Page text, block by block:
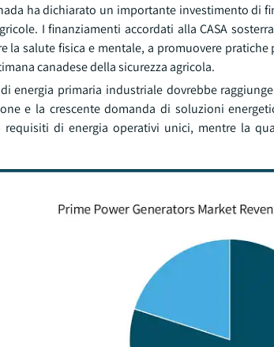
ha dichiarato un importante investimento di
I finanziamenti accordati alla CASA
la salute fisica e mentale, a promuovere
canadese della sicurezza agricola.
energia primaria industriale dovrebbe
e la crescente domanda di soluzioni
di energia operativi unici, mentre la